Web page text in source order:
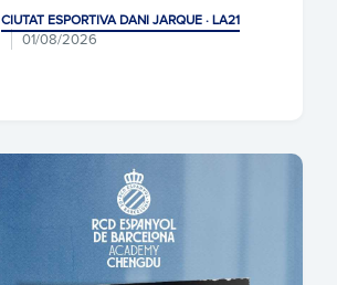
CIUTAT ESPORTIVA DANI JARQUE · LA21
01/08/2026